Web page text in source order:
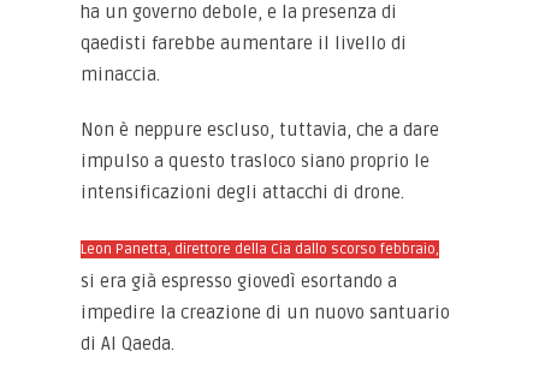
ha un governo debole, e la presenza di
qaedisti farebbe aumentare il livello di
minaccia.
Non è neppure escluso, tuttavia, che a dare
impulso a questo trasloco siano proprio le
intensificazioni degli attacchi di drone.
Leon Panetta, direttore della Cia dallo scorso febbraio,
si era già espresso giovedì esortando a
impedire la creazione di un nuovo santuario
di Al Qaeda.